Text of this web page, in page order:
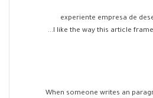
experiente empresa de
I like the way this article
When someone writes an